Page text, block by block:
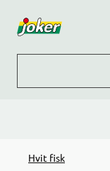
Hvit fisk